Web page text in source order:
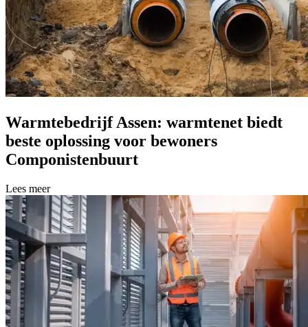
Warmtebedrijf Assen: warmtenet biedt
beste oplossing voor bewoners
Componistenbuurt
Lees meer over Warmtebedrijf Assen: warmtenet biedt beste
Lees meer